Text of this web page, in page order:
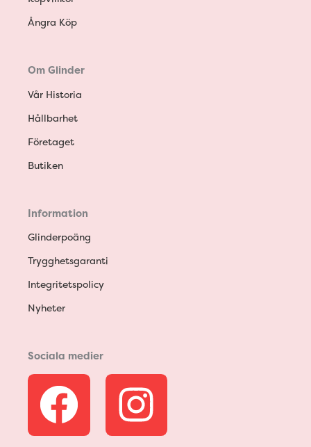
Ångra Köp
Om Glinder
Vår Historia
Hållbarhet
Företaget
Butiken
Information
Glinderpoäng
Trygghetsgaranti
Integritetspolicy
Nyheter
Sociala medier
F
a
I
n